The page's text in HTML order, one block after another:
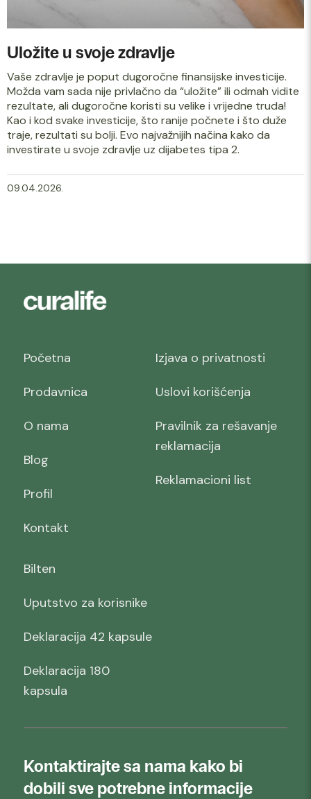
Uložite u svoje zdravlje
Vaše zdravlje je poput dugoročne finansijske investicije.
Možda vam sada nije privlačno da “uložite” ili odmah vidite
rezultate, ali dugoročne koristi su velike i vrijedne truda!
Kao i kod svake investicije, što ranije počnete i što duže
traje, rezultati su bolji. Evo najvažnijih načina kako da
investirate u svoje zdravlje uz dijabetes tipa 2.
09.04.2026.
Početna
Prodavnica
O nama
Blog
Profil
Kontakt
Izjava o privatnosti
Uslovi korišćenja
Pravilnik za rešavanje
reklamacija
Reklamacioni list
Bilten
Uputstvo za korisnike
Deklaracija 42 kapsule
Deklaracija 180
kapsula
Kontaktirajte sa nama kako bi
dobili sve potrebne informacije